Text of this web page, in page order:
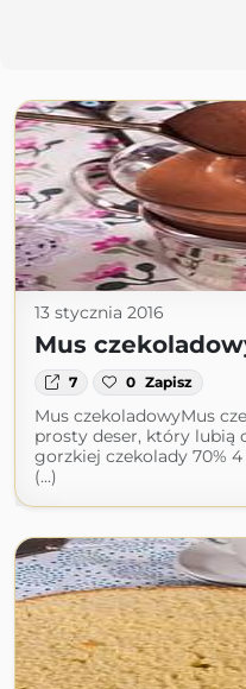
13 stycznia 2016
Mus
7 0 Zapisz
Mus czekoladowyMus
prosty deser, który lubią
gorzkiej czekolady 70% 4
(...)